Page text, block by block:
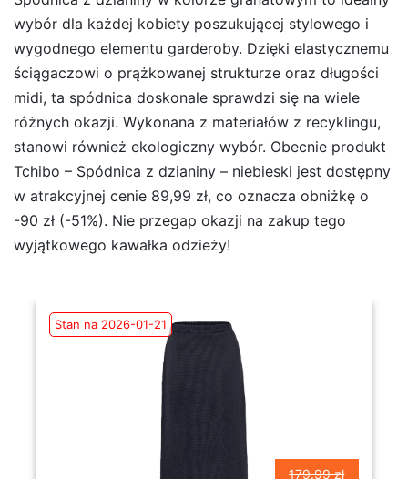
wybór dla każdej kobiety poszukującej stylowego i
wygodnego elementu garderoby. Dzięki elastycznemu
ściągaczowi o prążkowanej strukturze oraz długości
midi, ta spódnica doskonale sprawdzi się na wiele
różnych okazji. Wykonana z materiałów z recyklingu,
stanowi również ekologiczny wybór. Obecnie produkt
Tchibo – Spódnica z dzianiny – niebieski jest dostępny
w atrakcyjnej cenie 89,99 zł, co oznacza obniżkę o
-90 zł (-51%). Nie przegap okazji na zakup tego
wyjątkowego kawałka odzieży!
Stan na 2026-01-21
179.99 zł